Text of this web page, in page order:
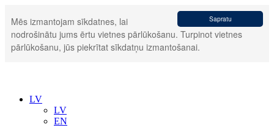
Sapratu
Mēs izmantojam sīkdatnes, lai
nodrošinātu jums ērtu vietnes pārlūkošanu. Turpinot vietnes
pārlūkošanu, jūs piekrītat sīkdatņu izmantošanai.
LV
LV
EN